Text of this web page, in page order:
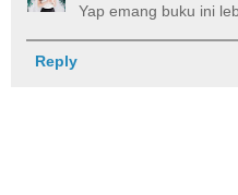
Yap emang buku ini
Reply